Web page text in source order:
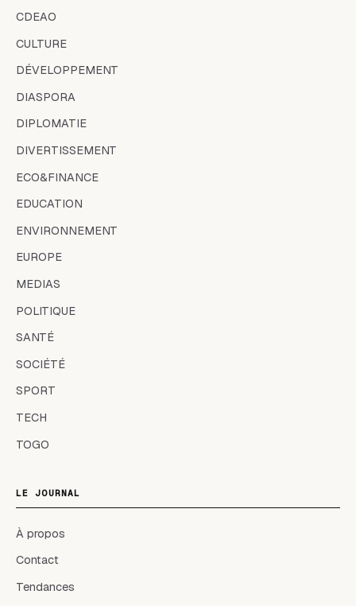
CDEAO
CULTURE
DÉVELOPPEMENT
DIASPORA
DIPLOMATIE
DIVERTISSEMENT
ECO&FINANCE
EDUCATION
ENVIRONNEMENT
EUROPE
MEDIAS
POLITIQUE
SANTÉ
SOCIÉTÉ
SPORT
TECH
TOGO
LE JOURNAL
À propos
Contact
Tendances